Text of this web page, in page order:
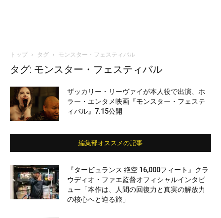
トップ タグ モンスター・フェスティバル
タグ: モンスター・フェスティバル
ザッカリー・リーヴァイが本人役で出演、ホ
ラー・エンタメ映画『モンスター・フェステ
ィバル』7.15公開
編集部オススメの記事
『タービュランス 絶空 16,000フィート』クラ
ウディオ・ファエ監督オフィシャルインタビ
ュー「本作は、人間の回復力と真実の解放力
の核心へと迫る旅」